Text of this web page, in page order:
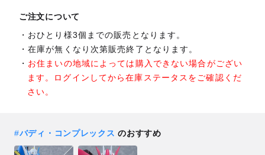
ご注文について
おひとり様3個までの販売となります。
在庫が無くなり次第販売終了となります。
お住まいの地域によっては購入できない場合がござい
ます。ログインしてから在庫ステータスをご確認くだ
さい。
#バディ・コンプレックス のおすすめ